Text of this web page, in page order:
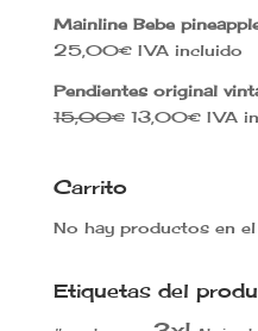
Mainline Bebe
25,00€ IVA incluido
Pendientes original
15,00€ El
15,00€.
13,00€ElIVA
Carrito
No hay productos en el
Etiquetas del